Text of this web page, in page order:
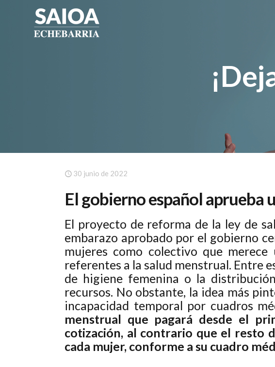
30 junio de 2022
El gobierno español aprueba
El proyecto de reforma de la ley de
embarazo aprobado por el gobierno
mujeres como colectivo que
referentes a la salud menstrual. Entre
de higiene femenina o la
recursos. No obstante, la idea más
incapacidad temporal por cuadros
menstrual que pagará desde el
cotización, al contrario que el resto
cada mujer, conforme a su cuadro